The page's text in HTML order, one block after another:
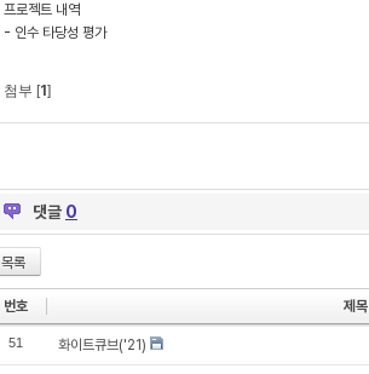
프로젝트 내역
- 인수 타당성 평가
첨부 [1 ]
댓글 0
목록
번호 제목
51 화이트큐브('21)